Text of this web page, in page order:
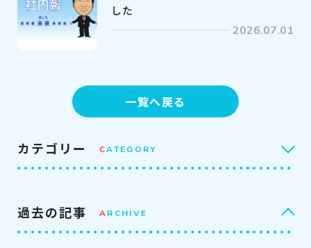
した
2026.07.01
一覧へ戻る
カテゴリー CATEGORY
過去の記事 ARCHIVE